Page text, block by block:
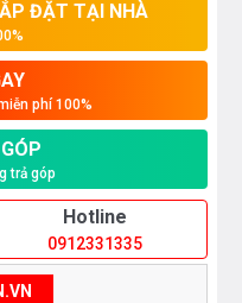
ĐẶT TẠI NHÀ
phí 100%
trả góp
Hotline
0912331335